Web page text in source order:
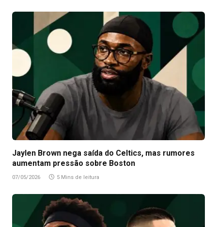
Jaylen Brown nega saída do Celtics, mas rumores
aumentam pressão sobre Boston
07/05/2026 5 Mins de leitura